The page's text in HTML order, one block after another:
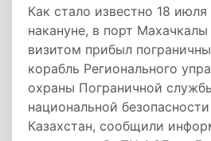
Как стало известно 18 июля
накануне, в порт
визитом прибыл
корабль Регионального
охраны Пограничной
национальной
Казахстан, сообщили